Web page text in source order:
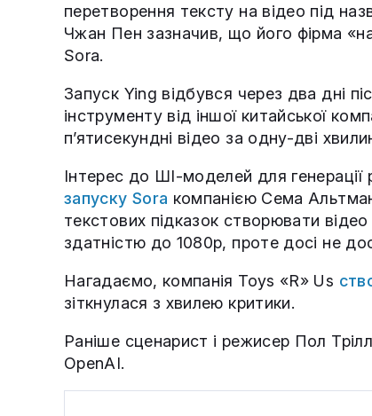
перетворення тексту на відео під
Чжан Пен зазначив, що його фірма
Sora.
Запуск Ying відбувся через два дні
інструменту від іншої китайської
п’ятисекундні відео за одну-дві
Інтерес до ШІ-моделей для генерації
запуску Sora компанією Сема
текстових підказок створювати
здатністю до 1080p, проте досі не
Нагадаємо, компанія Toys «R» Us
зіткнулася з хвилею критики.
Раніше сценарист і режисер Пол
OpenAI.